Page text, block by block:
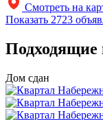
Смотреть на
Показать 2723
Подходящие
Дом сдан